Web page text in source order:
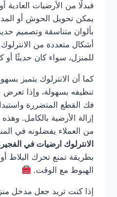
فبدلًا من الأرضيات العادية
يمكن تحويل الحوش أو
بألوان متناسقة وتصميم
أشكال متعددة من
للمنزل، سواء كان حديثًا أو
كما أن الانترلوك يتميز
تنظيفه بسهولة، وإذا
فك القطع المتضررة
إزالة الأرضية بالكامل.
من العملاء يفضلونه في
الانترلوك ارضيات في
بطريقة تمنع تحرك البلاط
الهبوط مع الوقت.
إذا كنت تريد جعل مدخل